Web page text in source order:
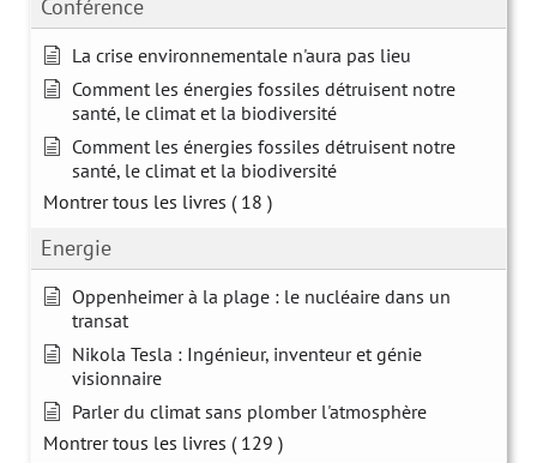
Conférence
La crise environnementale n'aura pas lieu
Comment les énergies fossiles détruisent notre
santé, le climat et la biodiversité
Comment les énergies fossiles détruisent notre
santé, le climat et la biodiversité
Montrer tous les livres ( 18 )
Energie
Oppenheimer à la plage : le nucléaire dans un
transat
Nikola Tesla : Ingénieur, inventeur et génie
visionnaire
Parler du climat sans plomber l'atmosphère
Montrer tous les livres ( 129 )